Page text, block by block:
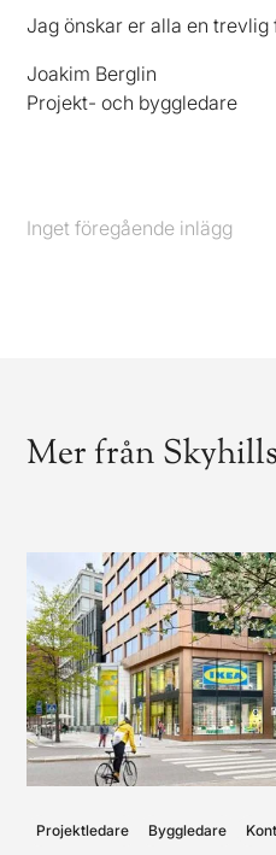
Jag önskar er alla en trevlig
Joakim Berglin
Projekt- och byggledare
Föregående
Inget föregående inlägg
Mer från
Projektledare Byggledare